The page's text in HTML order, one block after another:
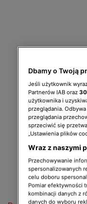
Dbamy o Twoją
Jeśli użytkownik
Partnerów IAB oraz 30
użytkownika i
przeglądania.
przeglądania
sprzeciwić się
„Ustawienia plików
Wraz z naszymi
Przechowywanie
spersonalizowanych
celu doboru
Pomiar efektywności
kombinacji danych z
danych do wyboru